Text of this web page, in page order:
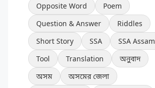
Opposite Word
Poem
Question & Answer
Riddles
Short Story
SSA
SSA Assam
Tool
Translation
অনুবাদ
অসম
অসমের জেলা